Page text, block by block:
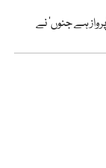
ہے جنوں‘ نے